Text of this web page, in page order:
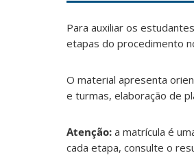
Para auxiliar os
etapas do procedimento
O material apresenta
e turmas, elaboração de
Atenção: a matrícula é
cada etapa, consulte o